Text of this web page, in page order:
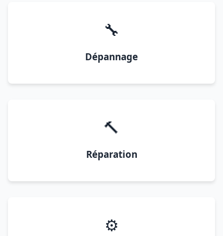
🔧
Dépannage
🔨
Réparation
⚙️